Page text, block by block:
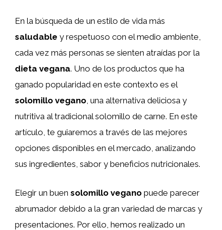
En la búsqueda de un estilo de vida más
saludable y respetuoso con el medio ambiente,
cada vez más personas se sienten atraídas por la
dieta vegana. Uno de los productos que ha
ganado popularidad en este contexto es el
solomillo vegano, una alternativa deliciosa y
nutritiva al tradicional solomillo de carne. En este
artículo, te guiaremos a través de las mejores
opciones disponibles en el mercado, analizando
sus ingredientes, sabor y beneficios nutricionales.
Elegir un buen solomillo vegano puede parecer
abrumador debido a la gran variedad de marcas y
presentaciones. Por ello, hemos realizado un